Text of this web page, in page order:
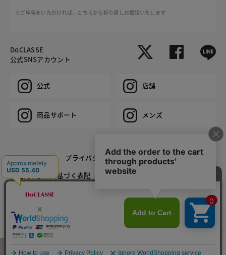
カラー・サイズを選択する
※ご申告をいただければ、こちらから折り返しお電話いたします
DoCLASSE
公式SNSアカウント
公式 店舗
商品サポート メンズ
ご利用規約
プライバシーポリシー
特定商取引法に基づく表記
推奨環境
COPYRIGHT © DoCLASSE ALL RIGHTS RESERVED.